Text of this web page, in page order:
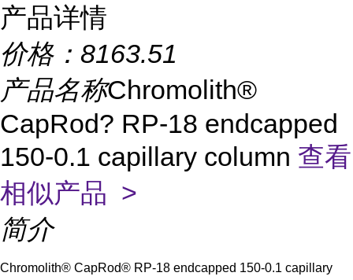
产品详情
价格： 8163.51
产品名称Chromolith®
CapRod? RP-18 endcapped
150-0.1 capillary column 查看
相似产品 >
简介
Chromolith® CapRod® RP-18 endcapped 150-0.1 capillary